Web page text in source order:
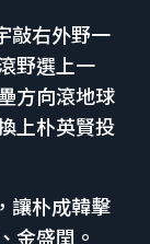
敲右外野一
野選上一
方向滾地球
上朴英賢投
讓朴成韓擊
金盛閏。